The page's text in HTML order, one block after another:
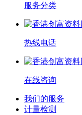
服务分类
热线电话
在线咨询
我们的服务
计量检测